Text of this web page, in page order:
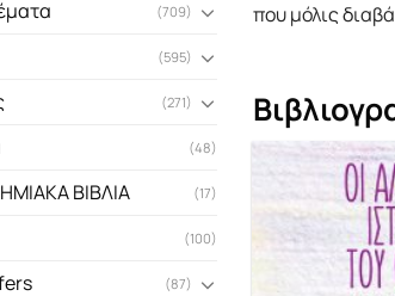
(709)
(595)
(271)
(48)
ΒΙΒΛΙΑ (17)
(100)
(87)
που µόλις